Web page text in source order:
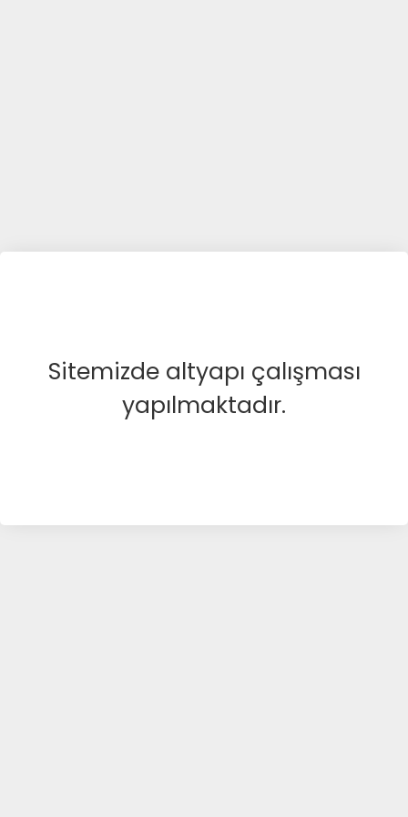
Sitemizde altyapı çalışması
yapılmaktadır.